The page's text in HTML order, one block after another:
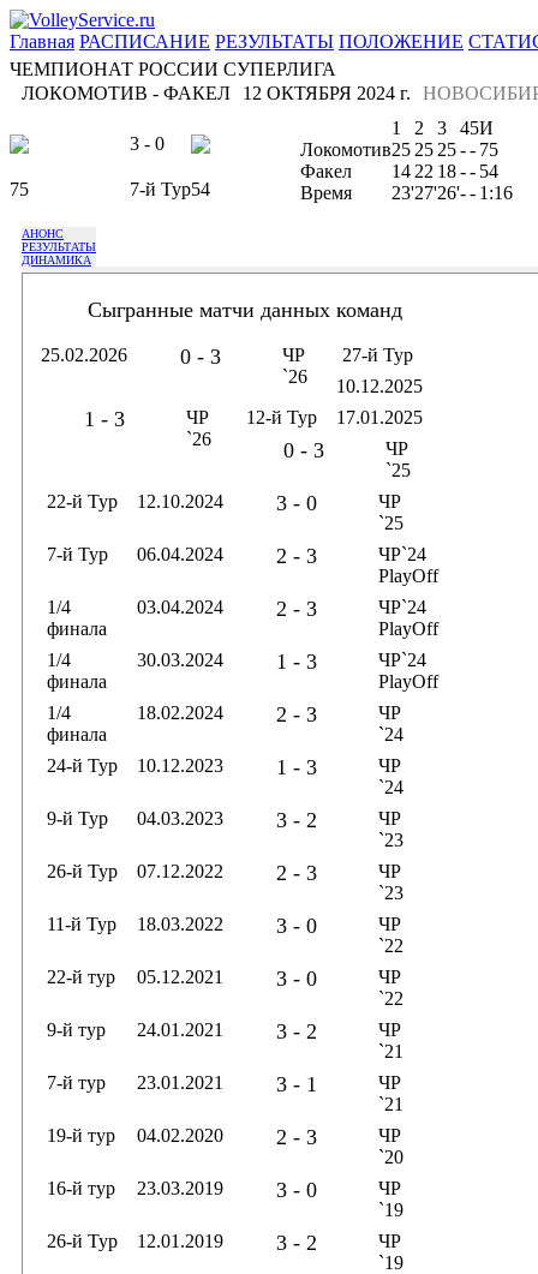
Главная РАСПИСАНИЕ РЕЗУЛЬТАТЫ ПОЛОЖЕНИЕ
ЧЕМПИОНАТ РОССИИ СУПЕРЛИГА
ЛОКОМОТИВ - ФАКЕЛ
12 ОКТЯБРЯ 2024 г.
3 - 0
75 7-й Тур54
1 2 3 45И
Локомотив25 25 25-- 75
Факел
14 22 18-- 54
Время
23'27'26'-- 1:16
АНОНС
РЕЗУЛЬТАТЫ
ДИНАМИКА
Сыгранные матчи данных команд
25.02.2026 0 - 3
ЧР
`26
27-й Тур
10.12.2025
1 - 3
ЧР
`26
12-й Тур 17.01.2025
0 - 3
ЧР
`25
22-й Тур
12.10.2024 3 - 0
ЧР
`25
7-й Тур
06.04.2024 2 - 3
ЧР`24
PlayOff
1/4
финала
03.04.2024 2 - 3
ЧР`24
PlayOff
1/4
финала
30.03.2024 1 - 3
ЧР`24
PlayOff
1/4
финала
18.02.2024 2 - 3
ЧР
`24
24-й Тур
10.12.2023 1 - 3
ЧР
`24
9-й Тур
04.03.2023 3 - 2
ЧР
`23
26-й Тур
07.12.2022 2 - 3
ЧР
`23
11-й Тур
18.03.2022 3 - 0
ЧР
`22
22-й тур
05.12.2021 3 - 0
ЧР
`22
9-й тур
24.01.2021 3 - 2
ЧР
`21
7-й тур
23.01.2021 3 - 1
ЧР
`21
19-й тур
04.02.2020 2 - 3
ЧР
`20
16-й тур
23.03.2019 3 - 0
ЧР
`19
26-й Тур
12.01.2019 3 - 2
ЧР
`19